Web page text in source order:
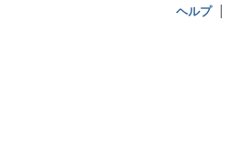
ヘルプ